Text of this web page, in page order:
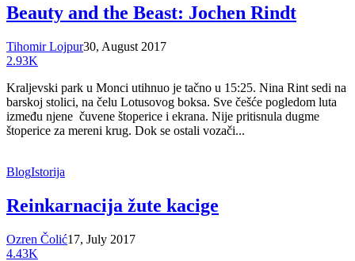
Beauty and the Beast: Jochen Rindt
Tihomir Lojpur30, August 2017
2.93K
Kraljevski park u Monci utihnuo je tačno u 15:25. Nina Rint sedi na
barskoj stolici, na čelu Lotusovog boksa. Sve češće pogledom luta
između njene čuvene štoperice i ekrana. Nije pritisnula dugme
štoperice za mereni krug. Dok se ostali vozači...
BlogIstorija
Reinkarnacija žute kacige
Ozren Čolić17, July 2017
4.43K